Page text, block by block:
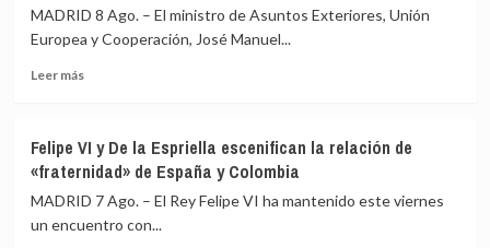
MADRID 8 Ago. – El ministro de Asuntos Exteriores, Unión
Europea y Cooperación, José Manuel...
Leer másLeer
mantiene
reuniones
bilaterales
con
Felipe VI y De la Espriella escenifican la relación de
«fraternidad» de España y Colombia
MADRID 7 Ago. – El Rey Felipe VI ha mantenido este viernes
un encuentro con...